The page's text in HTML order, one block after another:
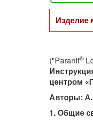
Изделие
("Paranit®
центром
Авторы:
1. Общие